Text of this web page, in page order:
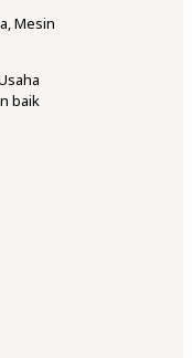
Mesin
baik